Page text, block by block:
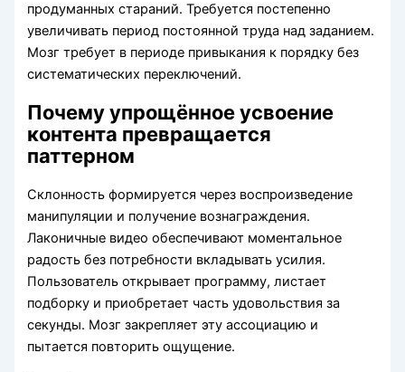
продуманных стараний. Требуется постепенно
увеличивать период постоянной труда над заданием.
Мозг требует в периоде привыкания к порядку без
систематических переключений.
Почему упрощённое усвоение
контента превращается
паттерном
Склонность формируется через воспроизведение
манипуляции и получение вознаграждения.
Лаконичные видео обеспечивают моментальное
радость без потребности вкладывать усилия.
Пользователь открывает программу, листает
подборку и приобретает часть удовольствия за
секунды. Мозг закрепляет эту ассоциацию и
пытается повторить ощущение.